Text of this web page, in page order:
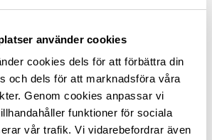
använder cookies
cookies dels för att förbättra din
och dels för att marknadsföra våra
Genom cookies anpassar vi
funktioner för sociala
vår trafik. Vi vidarebefordrar även
medlem